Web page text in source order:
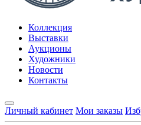
Коллекция
Выставки
Аукционы
Художники
Новости
Контакты
Личный кабинет Мои заказы